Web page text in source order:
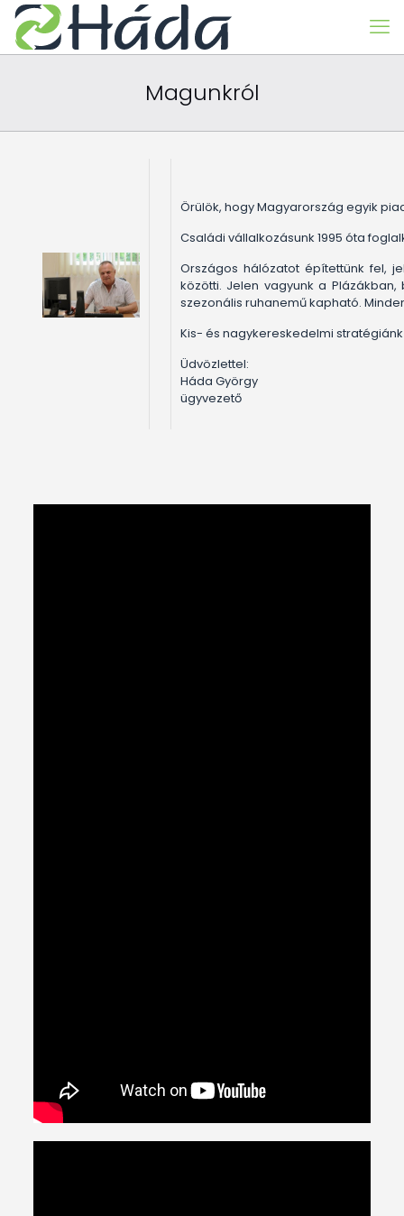
Magunkról
Örülök, hogy Magyarország egyik
Családi vállalkozásunk 1995 óta
Országos hálózatot építettünk fel,
közötti. Jelen vagyunk a
szezonális ruhanemű kapható.
Kis- és nagykereskedelmi
Üdvözlettel:
Háda György
ügyvezető